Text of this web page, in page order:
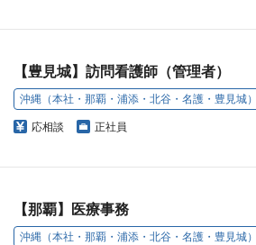
【豊見城】訪問看護師（管理者）
沖縄（本社・那覇・浦添・北谷・名護・豊見城）
応相談 正社員
【那覇】医療事務
沖縄（本社・那覇・浦添・北谷・名護・豊見城）